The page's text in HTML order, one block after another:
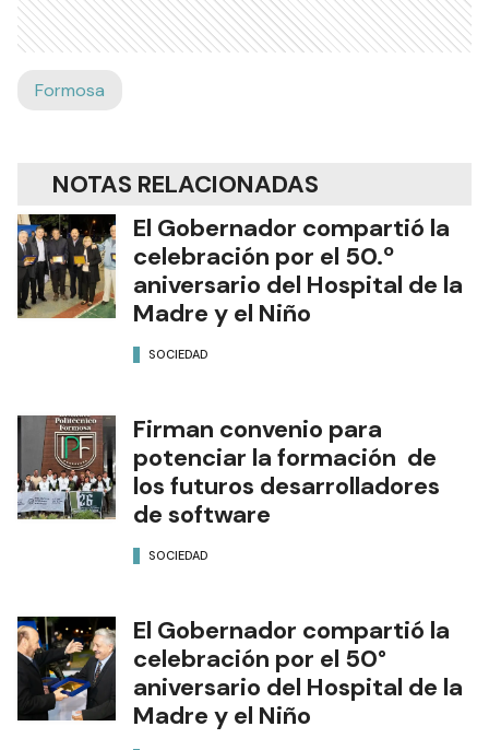
Formosa
NOTAS RELACIONADAS
El Gobernador compartió la
celebración por el 50.º
aniversario del Hospital de la
Madre y el Niño
SOCIEDAD
Firman convenio para
potenciar la formación de
los futuros desarrolladores
de software
SOCIEDAD
El Gobernador compartió la
celebración por el 50°
aniversario del Hospital de la
Madre y el Niño